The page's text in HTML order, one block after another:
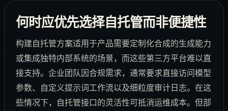
何时应优先选择自托管而非便捷性
构建自托管方案适用于产品需要定制化合成的生成能力
或集成独特内部系统的场景，而这些第三方平台难以直
接支持。企业团队因合规需求，通常要求直接访问模型
参数、自定义提示词工作流以及细粒度审计日志。在这
些情况下，自托管接口的灵活性可抵消运维成本。但部